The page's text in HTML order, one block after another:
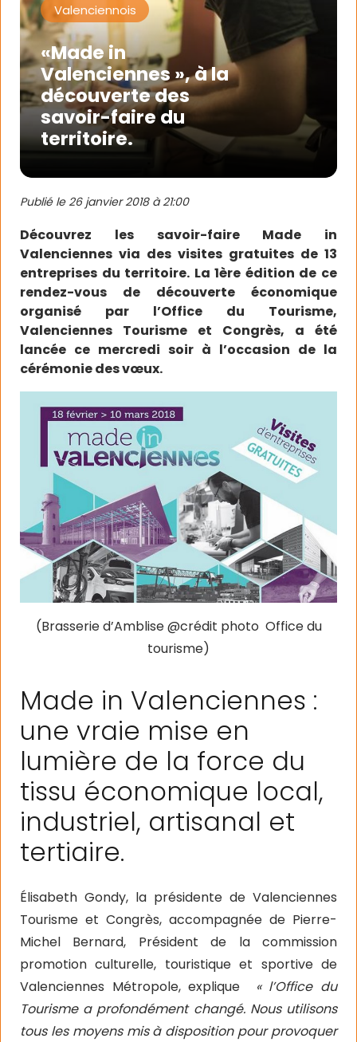
Valenciennois
«Made in
Valenciennes », à la
découverte des
savoir-faire du
territoire.
Publié le26 janvier 2018 à 21:00
Découvrez les savoir-faire Made in
Valenciennes via des visites gratuites de 13
entreprises du territoire. La 1ère édition de ce
rendez-vous de découverte économique
organisé par l’Office du Tourisme,
Valenciennes Tourisme et Congrès, a été
lancée ce mercredi soir à l’occasion de la
cérémonie des vœux.
(Brasserie d’Amblise @crédit photo Office du
tourisme)
Made in Valenciennes :
une vraie mise en
lumière de la force du
tissu économique local,
industriel, artisanal et
tertiaire.
Élisabeth Gondy, la présidente de Valenciennes
Tourisme et Congrès, accompagnée de Pierre-
Michel Bernard, Président de la commission
promotion culturelle, touristique et sportive de
Valenciennes Métropole, explique
« l’Office du
Tourisme a profondément changé. Nous utilisons
tous les moyens mis à disposition pour provoquer